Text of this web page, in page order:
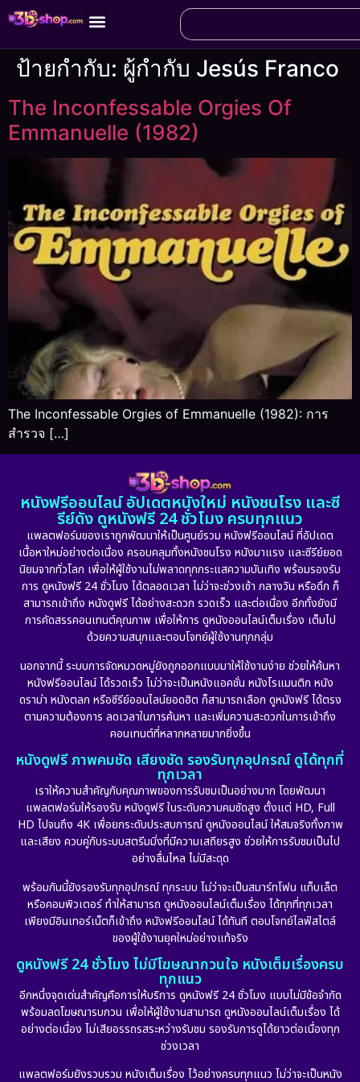
ป้ายกำกับ: ผู้กำกับ Jesús Franco
The Inconfessable Orgies Of
Emmanuelle (1982)
The Inconfessable Orgies of Emmanuelle (1982): การ
สำรวจ […]
หนังฟรีออนไลน์ อัปเดตหนังใหม่ หนังชนโรง และซี
รีย์ดัง ดูหนังฟรี 24 ชั่วโมง ครบทุกแนว
แพลตฟอร์มของเราถูกพัฒนาให้เป็นศูนย์รวม หนังฟรีออนไลน์ ที่อัปเดต
เนื้อหาใหม่อย่างต่อเนื่อง ครอบคลุมทั้งหนังชนโรง หนังมาแรง และซีรีย์ยอด
นิยมจากทั่วโลก เพื่อให้ผู้ใช้งานไม่พลาดทุกกระแสความบันเทิง พร้อมรองรับ
การ ดูหนังฟรี 24 ชั่วโมง ได้ตลอดเวลา ไม่ว่าจะช่วงเช้า กลางวัน หรือดึก ก็
สามารถเข้าถึง หนังดูฟรี ได้อย่างสะดวก รวดเร็ว และต่อเนื่อง อีกทั้งยังมี
การคัดสรรคอนเทนต์คุณภาพ เพื่อให้การ ดูหนังออนไลน์เต็มเรื่อง เต็มไป
ด้วยความสนุกและตอบโจทย์ผู้ใช้งานทุกกลุ่ม
นอกจากนี้ ระบบการจัดหมวดหมู่ยังถูกออกแบบมาให้ใช้งานง่าย ช่วยให้ค้นหา
หนังฟรีออนไลน์ ได้รวดเร็ว ไม่ว่าจะเป็นหนังแอคชั่น หนังโรแมนติก หนัง
ดราม่า หนังตลก หรือซีรีย์ออนไลน์ยอดฮิต ก็สามารถเลือก ดูหนังฟรี ได้ตรง
ตามความต้องการ ลดเวลาในการค้นหา และเพิ่มความสะดวกในการเข้าถึง
คอนเทนต์ที่หลากหลายมากยิ่งขึ้น
หนังดูฟรี ภาพคมชัด เสียงชัด รองรับทุกอุปกรณ์ ดูได้ทุกที่
ทุกเวลา
เราให้ความสำคัญกับคุณภาพของการรับชมเป็นอย่างมาก โดยพัฒนา
แพลตฟอร์มให้รองรับ หนังดูฟรี ในระดับความคมชัดสูง ตั้งแต่ HD, Full
HD ไปจนถึง 4K เพื่อยกระดับประสบการณ์ ดูหนังออนไลน์ ให้สมจริงทั้งภาพ
และเสียง ควบคู่กับระบบสตรีมมิ่งที่มีความเสถียรสูง ช่วยให้การรับชมเป็นไป
อย่างลื่นไหล ไม่มีสะดุด
พร้อมกันนี้ยังรองรับทุกอุปกรณ์ ทุกระบบ ไม่ว่าจะเป็นสมาร์ทโฟน แท็บเล็ต
หรือคอมพิวเตอร์ ทำให้สามารถ ดูหนังออนไลน์เต็มเรื่อง ได้ทุกที่ทุกเวลา
เพียงมีอินเทอร์เน็ตก็เข้าถึง หนังฟรีออนไลน์ ได้ทันที ตอบโจทย์ไลฟ์สไตล์
ของผู้ใช้งานยุคใหม่อย่างแท้จริง
ดูหนังฟรี 24 ชั่วโมง ไม่มีโฆษณากวนใจ หนังเต็มเรื่องครบ
ทุกแนว
อีกหนึ่งจุดเด่นสำคัญคือการให้บริการ ดูหนังฟรี 24 ชั่วโมง แบบไม่มีข้อจำกัด
พร้อมลดโฆษณารบกวน เพื่อให้ผู้ใช้งานสามารถ ดูหนังออนไลน์เต็มเรื่อง ได้
อย่างต่อเนื่อง ไม่เสียอรรถรสระหว่างรับชม รองรับการดูได้ยาวต่อเนื่องทุก
ช่วงเวลา
แพลตฟอร์มยังรวบรวม หนังเต็มเรื่อง ไว้อย่างครบทุกแนว ไม่ว่าจะเป็นหนัง